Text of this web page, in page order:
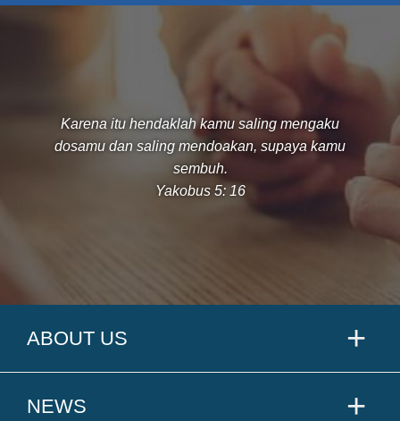
Karena itu hendaklah kamu saling mengaku
dosamu dan saling mendoakan, supaya kamu
sembuh.
Yakobus 5: 16
ABOUT US
NEWS